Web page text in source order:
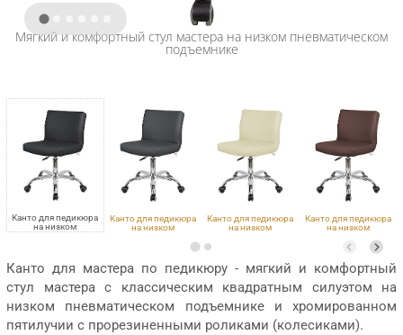
Канто для педикюра
на низком
подъёмнике
Канто для педикюра
на низком
Канто для педикюра
на низком
Канто для педикюра
на низком
VLK 501, хром
Мягкий и комфортный стул мастера на низком пневматическом
подъемнике
Канто для мастера по педикюру - мягкий и комфортный
стул мастера с классическим квадратным силуэтом на
низком пневматическом подъемнике и хромированном
пятилучии с прорезиненными роликами (колесиками).